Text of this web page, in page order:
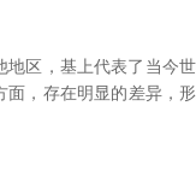
区，基上代表了当今
，存在明显的差异，